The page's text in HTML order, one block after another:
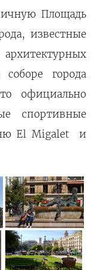
Площадь
известные
города
официально
спортивные
El Migalet и